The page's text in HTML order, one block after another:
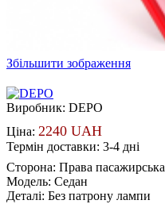
Збільшити зображення
Виробник: DEPO
Ціна: 2240 UAH
Термін доставки: 3-4 дні
Сторона: Права пасажирська
Модель: Седан
Деталі: Без патрону лампи